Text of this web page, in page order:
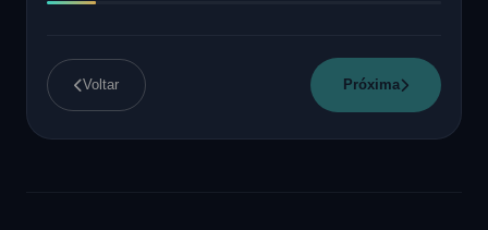
Voltar Próxima